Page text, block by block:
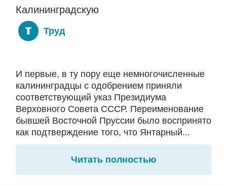
Калининградскую
Труд
И первые, в ту пору еще немногочисленные
калининградцы с одобрением приняли
соответствующий указ Президиума
Верховного Совета СССР. Переименование
бывшей Восточной Пруссии было воспринято
как подтверждение того, что Янтарный...
Читать полностью